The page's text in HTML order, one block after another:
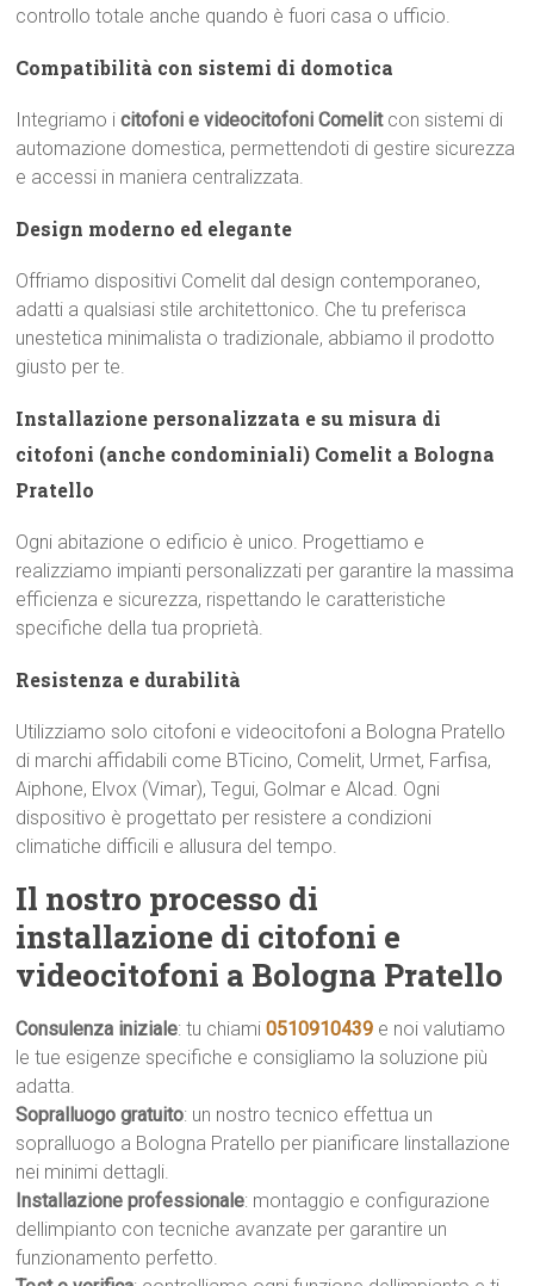
controllo totale anche quando è fuori casa o ufficio.
Compatibilità con sistemi di domotica
Integriamo icitofoni e videocitofoni Comelitcon sistemi di
automazione domestica, permettendoti di gestire sicurezza
e accessi in maniera centralizzata.
Design moderno ed elegante
Offriamo dispositivi Comelit dal design contemporaneo,
adatti a qualsiasi stile architettonico. Che tu preferisca
unestetica minimalista o tradizionale, abbiamo il prodotto
giusto per te.
Installazione personalizzata e su misura di
citofoni (anche condominiali) Comelit a Bologna
Pratello
Ogni abitazione o edificio è unico. Progettiamo e
realizziamo impianti personalizzati per garantire la massima
efficienza e sicurezza, rispettando le caratteristiche
specifiche della tua proprietà.
Resistenza e durabilità
Utilizziamo solo citofoni e videocitofoni a Bologna Pratello
di marchi affidabili come BTicino, Comelit, Urmet, Farfisa,
Aiphone, Elvox (Vimar), Tegui, Golmar e Alcad. Ogni
dispositivo è progettato per resistere a condizioni
climatiche difficili e allusura del tempo.
Il nostro processo di
installazione di citofoni e
videocitofoni a Bologna Pratello
Consulenza iniziale: tu chiami0510910439 e noi valutiamo
le tue esigenze specifiche e consigliamo la soluzione più
adatta.
Sopralluogo gratuito: un nostro tecnico effettua un
sopralluogo a Bologna Pratello per pianificare linstallazione
nei minimi dettagli.
Installazione professionale: montaggio e configurazione
dellimpianto con tecniche avanzate per garantire un
funzionamento perfetto.